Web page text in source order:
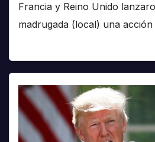
Francia y Reino Unido
madrugada (local) una